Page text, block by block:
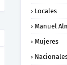
Locales
Manuel
Mujeres